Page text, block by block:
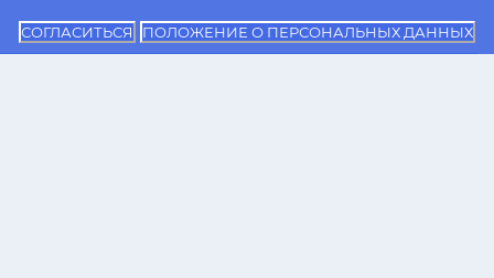
СОГЛАСИТЬСЯ ПОЛОЖЕНИЕ О ПЕРСОНАЛЬНЫХ ДАННЫХ